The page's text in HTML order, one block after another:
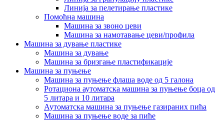
Линија за пелетирање пластике
Помоћна машина
Машина за звоно цеви
Машина за намотавање цеви/профила
Машина за дување пластике
Машина за дување
Машина за бризгање пластификације
Машина за пуњење
Машина за пуњење флаша воде од 5 галона
Ротациона аутоматска машина за пуњење боца од
5 литара и 10 литара
Аутоматска машина за пуњење газираних пића
Машина за пуњење воде за пиће